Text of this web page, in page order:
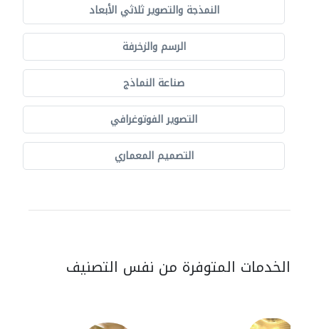
النمذجة والتصوير ثلاثي الأبعاد
الرسم والزخرفة
صناعة النماذج
التصوير الفوتوغرافي
التصميم المعماري
الخدمات المتوفرة من نفس التصنيف